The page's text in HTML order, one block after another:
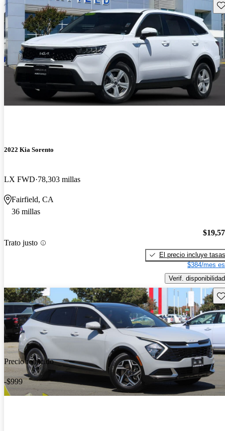
2022 Kia Sorento
LX FWD 78,303 millas
Fairfield, CA
36 millas
Trato justo
El precio incluye tasas
$384/mes
Verif. disponibilidad
Precio reducido
-$999